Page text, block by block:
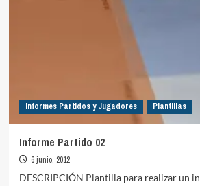
Informes Partidos y Jugadores Plantillas
Informe Partido 02
6 junio, 2012
DESCRIPCIÓN Plantilla para realizar un